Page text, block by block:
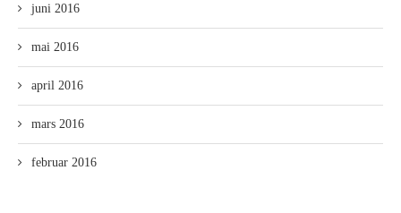
juni 2016
mai 2016
april 2016
mars 2016
februar 2016